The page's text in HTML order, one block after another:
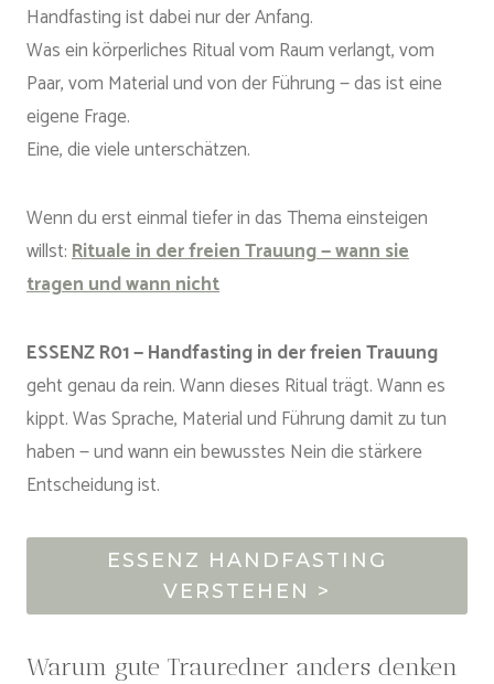
Handfasting ist dabei nur der Anfang.
Was ein körperliches Ritual vom Raum verlangt, vom
Paar, vom Material und von der Führung — das ist eine
eigene Frage.
Eine, die viele unterschätzen.
Wenn du erst einmal tiefer in das Thema einsteigen
willst:Rituale in der freien Trauung — wann sie
tragen und wann nicht
ESSENZ R01 — Handfasting in der freien Trauung
geht genau da rein. Wann dieses Ritual trägt. Wann es
kippt. Was Sprache, Material und Führung damit zu tun
haben — und wann ein bewusstes Nein die stärkere
Entscheidung ist.
ESSENZ HANDFASTING
VERSTEHEN >
Warum gute Trauredner anders denken